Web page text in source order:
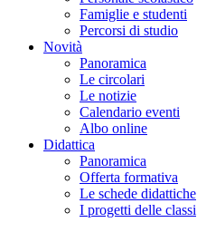
Famiglie e studenti
Percorsi di studio
Novità
Panoramica
Le circolari
Le notizie
Calendario eventi
Albo online
Didattica
Panoramica
Offerta formativa
Le schede didattiche
I progetti delle classi